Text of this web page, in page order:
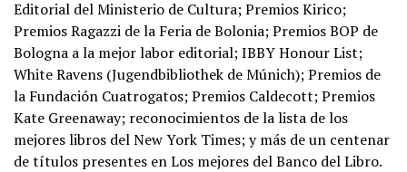
Editorial del Ministerio de Cultura; Premios Kirico;
Premios Ragazzi de la Feria de Bolonia; Premios BOP de
Bologna a la mejor labor editorial; IBBY Honour List;
White Ravens (Jugendbibliothek de Múnich); Premios de
la Fundación Cuatrogatos; Premios Caldecott; Premios
Kate Greenaway; reconocimientos de la lista de los
mejores libros del New York Times; y más de un centenar
de títulos presentes en Los mejores del Banco del Libro.